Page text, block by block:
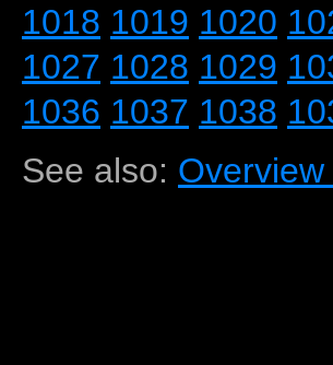
1018 1019 1020
1027 1028 1029
1036 1037 1038
See also: